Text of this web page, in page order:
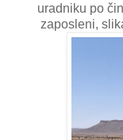
uradniku po
zaposleni,